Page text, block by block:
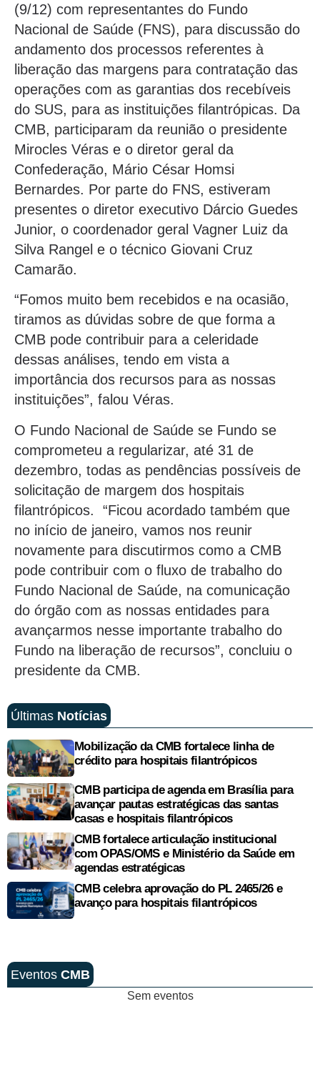
(9/12) com representantes do Fundo
Nacional de Saúde (FNS), para discussão do
andamento dos processos referentes à
liberação das margens para contratação das
operações com as garantias dos recebíveis
do SUS, para as instituições filantrópicas. Da
CMB, participaram da reunião o presidente
Mirocles Véras e o diretor geral da
Confederação, Mário César Homsi
Bernardes. Por parte do FNS, estiveram
presentes o diretor executivo Dárcio Guedes
Junior, o coordenador geral Vagner Luiz da
Silva Rangel e o técnico Giovani Cruz
Camarão.
“Fomos muito bem recebidos e na ocasião,
tiramos as dúvidas sobre de que forma a
CMB pode contribuir para a celeridade
dessas análises, tendo em vista a
importância dos recursos para as nossas
instituições”, falou Véras.
O Fundo Nacional de Saúde se Fundo se
comprometeu a regularizar, até 31 de
dezembro, todas as pendências possíveis de
solicitação de margem dos hospitais
filantrópicos. “Ficou acordado também que
no início de janeiro, vamos nos reunir
novamente para discutirmos como a CMB
pode contribuir com o fluxo de trabalho do
Fundo Nacional de Saúde, na comunicação
do órgão com as nossas entidades para
avançarmos nesse importante trabalho do
Fundo na liberação de recursos”, concluiu o
presidente da CMB.
Últimas Notícias
Mobilização da CMB fortalece linha de
crédito para hospitais filantrópicos
CMB participa de agenda em Brasília para
avançar pautas estratégicas das santas
casas e hospitais filantrópicos
CMB fortalece articulação institucional
com OPAS/OMS e Ministério da Saúde em
agendas estratégicas
CMB celebra aprovação do PL 2465/26 e
avanço para hospitais filantrópicos
Eventos CMB
Sem eventos